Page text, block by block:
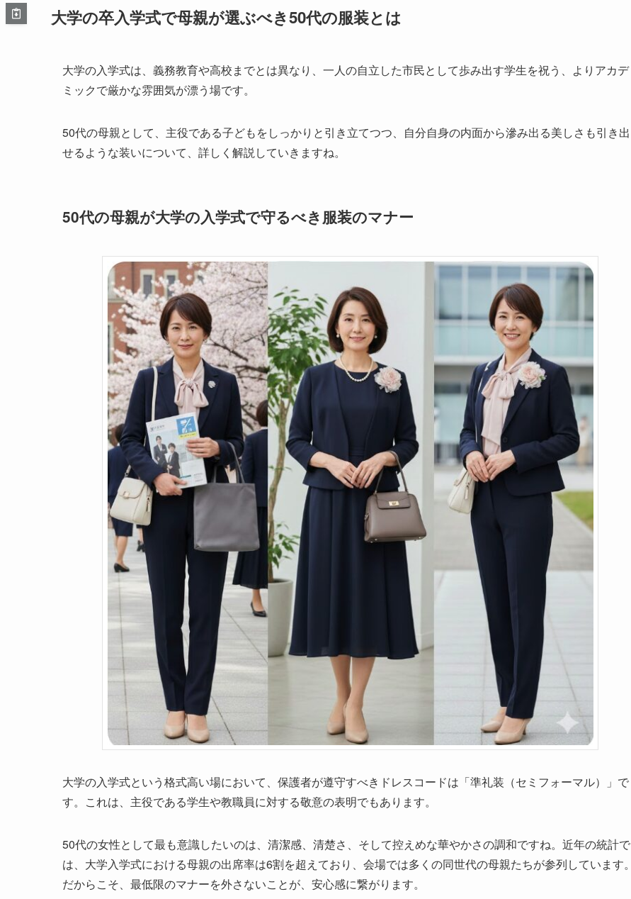
大学の卒入学式で母親が選ぶべき50代の服装とは
大学の入学式は、義務教育や高校までとは異なり、一人の自立した市民として歩み出す学生を祝う、よりアカデ
ミックで厳かな雰囲気が漂う場です。
50代の母親として、主役である子どもをしっかりと引き立てつつ、自分自身の内面から滲み出る美しさも引き出
せるような装いについて、詳しく解説していきますね。
50代の母親が大学の入学式で守るべき服装のマナー
大学の入学式という格式高い場において、保護者が遵守すべきドレスコードは「準礼装（セミフォーマル）」で
す。これは、主役である学生や教職員に対する敬意の表明でもあります。
50代の女性として最も意識したいのは、清潔感、清楚さ、そして控えめな華やかさの調和ですね。近年の統計で
は、大学入学式における母親の出席率は6割を超えており、会場では多くの同世代の母親たちが参列しています。
だからこそ、最低限のマナーを外さないことが、安心感に繋がります。